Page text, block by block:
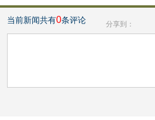
当前新闻共有0条评论 分享到：